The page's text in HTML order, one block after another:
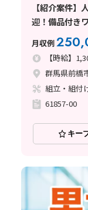
【紹介案件
迎！備品付き
月収例
【時給】
群馬県前橋
組立・組付
61857-00
キー